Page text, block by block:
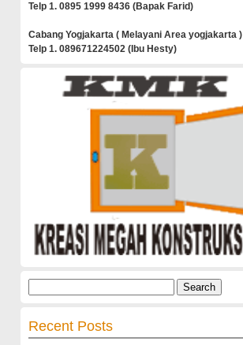
Telp 1. 0895 1999 8436 (Bapak Farid)
Cabang Yogjakarta ( Melayani Area yogjakarta )
Telp 1. 089671224502 (Ibu Hesty)
Recent Posts